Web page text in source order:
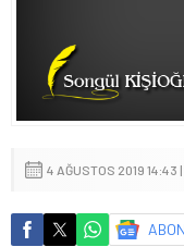
4 AĞUSTOS 2019 14:43